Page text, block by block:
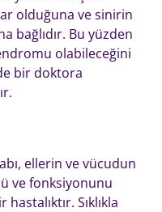
olduğuna ve sinirin
bağlıdır. Bu yüzden
olabileceğini
bir doktora
ellerin ve vücudun
ve fonksiyonunu
Sıklıkla